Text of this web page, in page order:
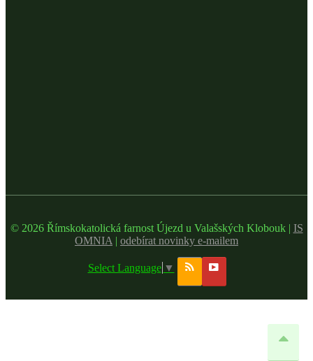
© 2026 Římskokatolická farnost Újezd u Valašských Klobouk | IS
OMNIA | odebírat novinky e-mailem
Select Language ▼